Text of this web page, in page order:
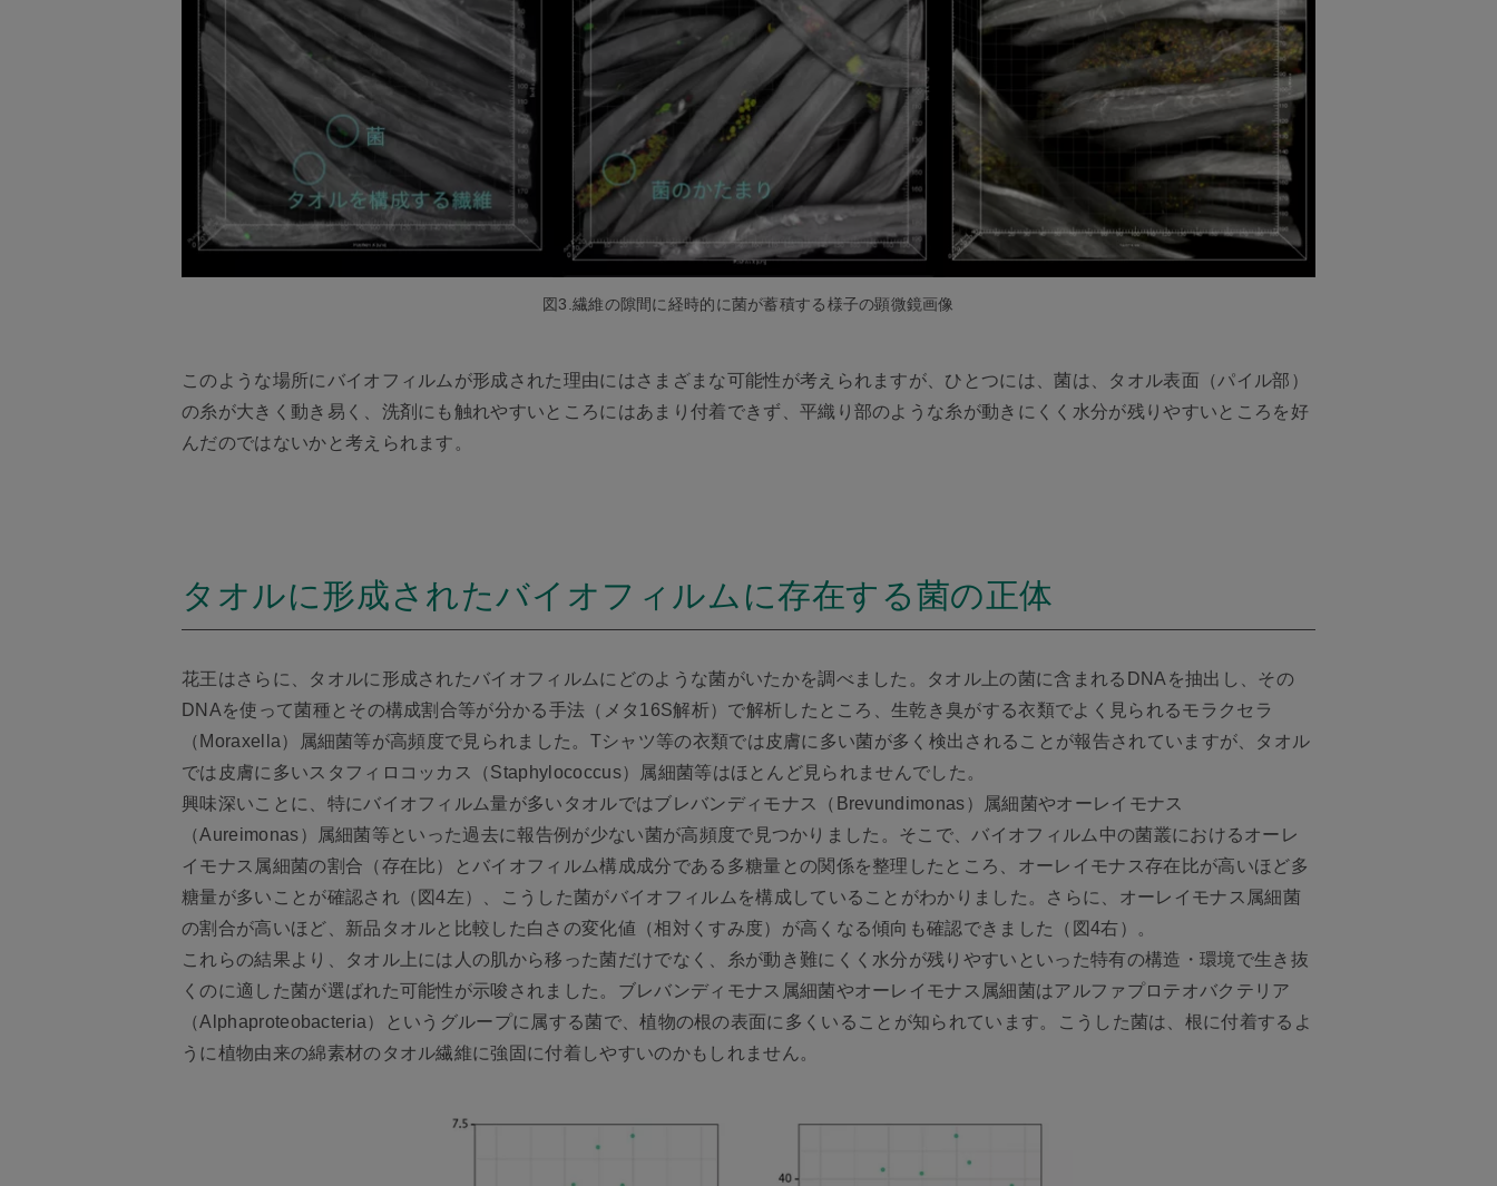
図3.繊維の隙間に経時的に菌が蓄積する様子の顕微鏡画像
このような場所にバイオフィルムが形成された理由にはさまざまな可能性が考えられますが、ひとつには、菌は、タオル表面（パイル部）
の糸が大きく動き易く、洗剤にも触れやすいところにはあまり付着できず、平織り部のような糸が動きにくく水分が残りやすいところを好
んだのではないかと考えられます。
タオルに形成されたバイオフィルムに存在する菌の正体
花王はさらに、タオルに形成されたバイオフィルムにどのような菌がいたかを調べました。タオル上の菌に含まれるDNAを抽出し、その
DNAを使って菌種とその構成割合等が分かる手法（メタ16S解析）で解析したところ、生乾き臭がする衣類でよく見られるモラクセラ
（Moraxella）属細菌等が高頻度で見られました。Tシャツ等の衣類では皮膚に多い菌が多く検出されることが報告されていますが、タオル
では皮膚に多いスタフィロコッカス（Staphylococcus）属細菌等はほとんど見られませんでした。
興味深いことに、特にバイオフィルム量が多いタオルではブレバンディモナス（Brevundimonas）属細菌やオーレイモナス
（Aureimonas）属細菌等といった過去に報告例が少ない菌が高頻度で見つかりました。そこで、バイオフィルム中の菌叢におけるオーレ
イモナス属細菌の割合（存在比）とバイオフィルム構成成分である多糖量との関係を整理したところ、オーレイモナス存在比が高いほど多
糖量が多いことが確認され（図4左）、こうした菌がバイオフィルムを構成していることがわかりました。さらに、オーレイモナス属細菌
の割合が高いほど、新品タオルと比較した白さの変化値（相対くすみ度）が高くなる傾向も確認できました（図4右）。
これらの結果より、タオル上には人の肌から移った菌だけでなく、糸が動き難にくく水分が残りやすいといった特有の構造・環境で生き抜
くのに適した菌が選ばれた可能性が示唆されました。ブレバンディモナス属細菌やオーレイモナス属細菌はアルファプロテオバクテリア
（Alphaproteobacteria）というグループに属する菌で、植物の根の表面に多くいることが知られています。こうした菌は、根に付着するよ
うに植物由来の綿素材のタオル繊維に強固に付着しやすいのかもしれません。